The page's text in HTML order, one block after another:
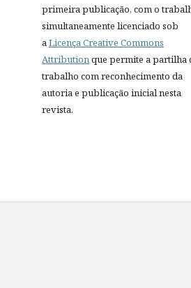
primeira publicação, com o
simultaneamente licenciado sob
aLicença Creative Commons
Attributionque permite a partilha
trabalho com reconhecimento da
autoria e publicação inicial nesta
revista.